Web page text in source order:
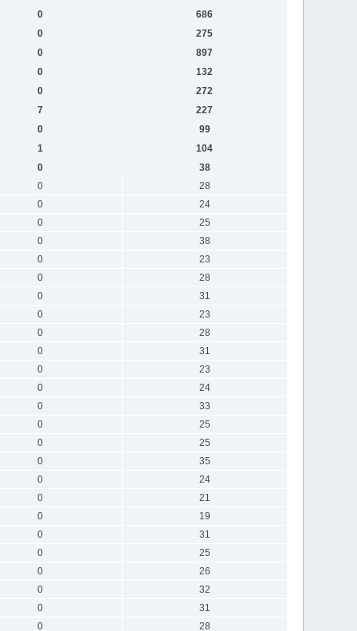
0
686
0
275
0
897
0
132
0
272
7
227
0
99
1
104
0
38
0
28
0
24
0
25
0
38
0
23
0
28
0
31
0
23
0
28
0
31
0
23
0
24
0
33
0
25
0
25
0
35
0
24
0
21
0
19
0
31
0
25
0
26
0
32
0
31
0
28